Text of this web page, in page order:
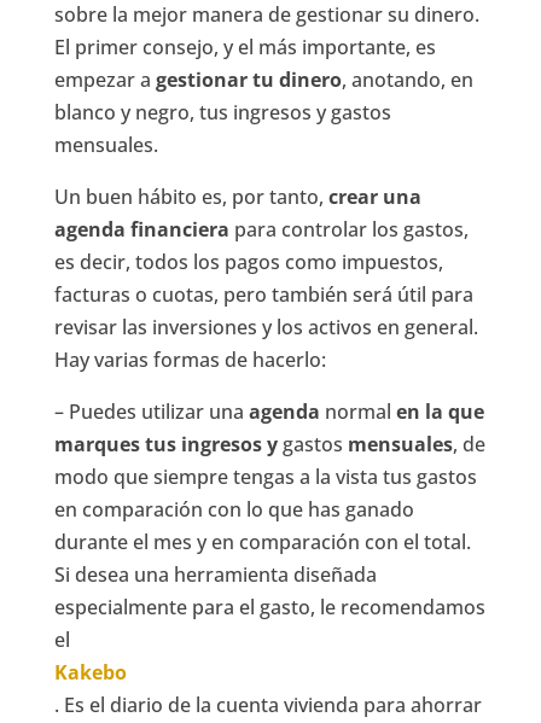
sobre la mejor manera de gestionar su dinero.
El primer consejo, y el más importante, es
empezar a gestionar tu dinero, anotando, en
blanco y negro, tus ingresos y gastos
mensuales.
Un buen hábito es, por tanto, crear una
agenda financiera para controlar los gastos,
es decir, todos los pagos como impuestos,
facturas o cuotas, pero también será útil para
revisar las inversiones y los activos en general.
Hay varias formas de hacerlo:
– Puedes utilizar una agenda normal en la que
marques tus ingresos ygastos mensuales, de
modo que siempre tengas a la vista tus gastos
en comparación con lo que has ganado
durante el mes y en comparación con el total.
Si desea una herramienta diseñada
especialmente para el gasto, le recomendamos
el
Kakebo
. Es el diario de la cuenta vivienda para ahorrar